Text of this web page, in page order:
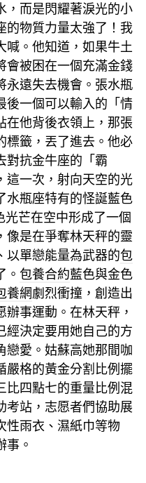
，而是閃耀著淚光的小
的物質力量太強了！我
喊。他知道，如果牛土
會被困在一個充滿金錢
永遠失去機會。張水瓶
後一個可以輸入的「情
在他背後衣領上，那張
標籤，丟了進去。他必
對抗金牛座的「霸
這一次，射向天空的光
水瓶座特有的怪誕藍色
光芒在空中形成了一個
像是在爭奪林天秤的靈
以單戀能量為武器的包
。 包養合約藍色與金色
養網劇烈衝撞，創造出
事運動。在林天秤，
經決定要用她自己的方
戀愛。姑蘇高她那間咖
嚴格的黃金分割比例擺
比四點七的重量比例混
考站，志愿者們協助展
性雨衣、濕紙巾等物
事。